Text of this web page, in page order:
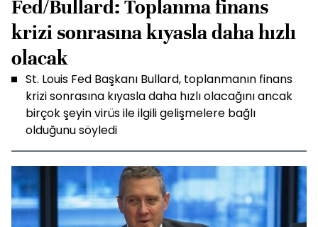
Fed/Bullard: Toplanma finans
krizi sonrasına kıyasla daha hızlı
olacak
St. Louis Fed Başkanı Bullard, toplanmanın finans
krizi sonrasına kıyasla daha hızlı olacağını ancak
birçok şeyin virüs ile ilgili gelişmelere bağlı
olduğunu söyledi